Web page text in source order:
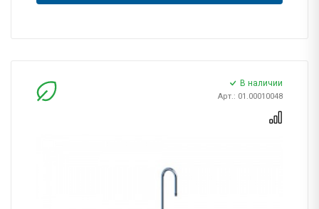
В наличии
Арт.: 01.00010048